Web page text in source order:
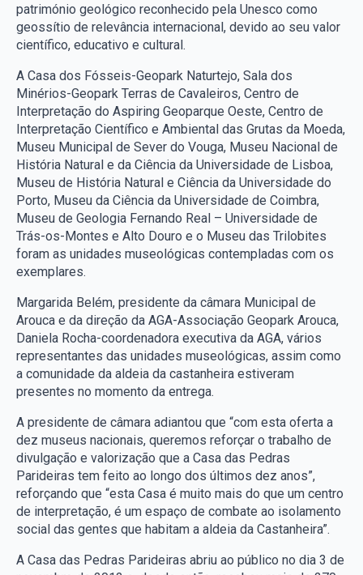
património geológico reconhecido pela Unesco como
geossítio de relevância internacional, devido ao seu valor
científico, educativo e cultural.
A Casa dos Fósseis-Geopark Naturtejo, Sala dos
Minérios-Geopark Terras de Cavaleiros, Centro de
Interpretação do Aspiring Geoparque Oeste, Centro de
Interpretação Científico e Ambiental das Grutas da Moeda,
Museu Municipal de Sever do Vouga, Museu Nacional de
História Natural e da Ciência da Universidade de Lisboa,
Museu de História Natural e Ciência da Universidade do
Porto, Museu da Ciência da Universidade de Coimbra,
Museu de Geologia Fernando Real – Universidade de
Trás-os-Montes e Alto Douro e o Museu das Trilobites
foram as unidades museológicas contempladas com os
exemplares.
Margarida Belém, presidente da câmara Municipal de
Arouca e da direção da AGA-Associação Geopark Arouca,
Daniela Rocha-coordenadora executiva da AGA, vários
representantes das unidades museológicas, assim como
a comunidade da aldeia da castanheira estiveram
presentes no momento da entrega.
A presidente de câmara adiantou que “com esta oferta a
dez museus nacionais, queremos reforçar o trabalho de
divulgação e valorização que a Casa das Pedras
Parideiras tem feito ao longo dos últimos dez anos”,
reforçando que “esta Casa é muito mais do que um centro
de interpretação, é um espaço de combate ao isolamento
social das gentes que habitam a aldeia da Castanheira”.
A Casa das Pedras Parideiras abriu ao público no dia 3 de